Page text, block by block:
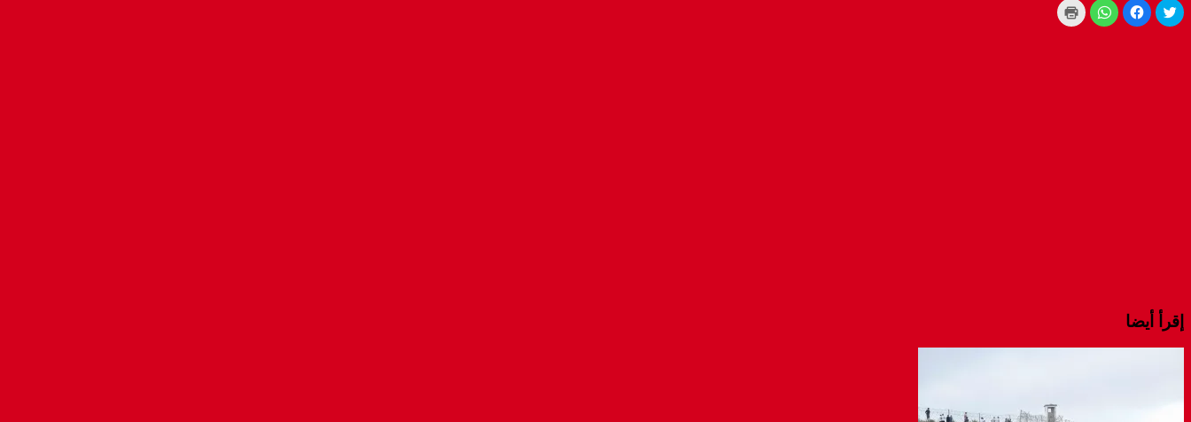
Click
to
share
Click
to
share
Click
to
share
Click
to
إقرأ أيضا